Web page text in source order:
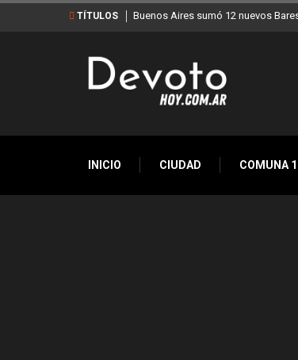
TÍTULOS Buenos Aires sumó 12 nuevos
INICIO CIUDAD COMUNA